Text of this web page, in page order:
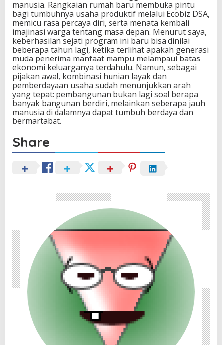
manusia. Rangkaian rumah baru membuka pintu
bagi tumbuhnya usaha produktif melalui Ecobiz DSA,
memicu rasa percaya diri, serta menata kembali
imajinasi warga tentang masa depan. Menurut saya,
keberhasilan sejati program ini baru bisa dinilai
beberapa tahun lagi, ketika terlihat apakah generasi
muda penerima manfaat mampu melampaui batas
ekonomi keluarganya terdahulu. Namun, sebagai
pijakan awal, kombinasi hunian layak dan
pemberdayaan usaha sudah menunjukkan arah
yang tepat: pembangunan bukan lagi soal berapa
banyak bangunan berdiri, melainkan seberapa jauh
manusia di dalamnya dapat tumbuh berdaya dan
bermartabat.
Share